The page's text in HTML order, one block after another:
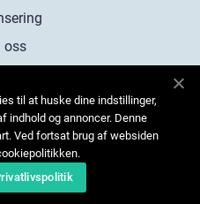
oss
oss
til at huske dine indstillinger,
indhold og annoncer. Denne
Ved fortsat brug af websiden